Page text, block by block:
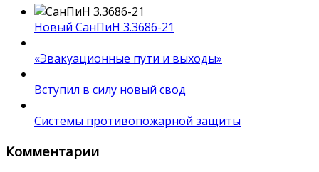
Новый СанПиН 3.3686-21
«Эвакуационные пути и выходы»
Вступил в силу новый свод
Системы противопожарной защиты
Комментарии